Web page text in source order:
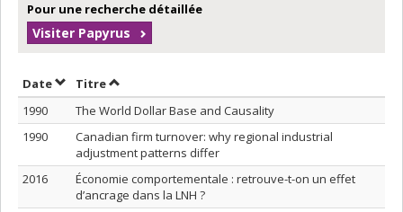
Pour une recherche détaillée
Visiter Papyrus
DateTrier par date en ordre décroissant
TitreTrier par titre en ordre décroissant
1990
The World Dollar Base and Causality
1990
Canadian firm turnover: why regional industrial
adjustment patterns differ
2016
Économie comportementale : retrouve-t-on un effet
d’ancrage dans la LNH ?